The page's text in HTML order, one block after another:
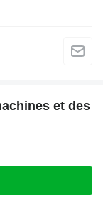
et des